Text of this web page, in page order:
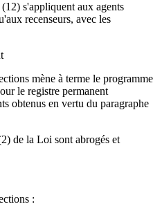
s'appliquent aux agents
recenseurs, avec les
mène à terme le programme
le registre permanent
obtenus en vertu du paragraphe
de la Loi sont abrogés et
: